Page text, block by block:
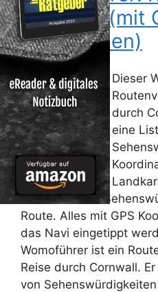
Cornwall (mit
Koordinaten)
Dieser
durch
eine
Bilder von den
Route. Alles mit GPS
das Navi eingetippt
Womoführer ist ein
Reise durch Cornwall.
von